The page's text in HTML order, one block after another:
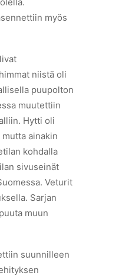
myös
niistä oli
puupolton
muutettiin
Hytti oli
ainakin
kohdalla
sivuseinät
Veturit
Sarjan
muun
suunnilleen